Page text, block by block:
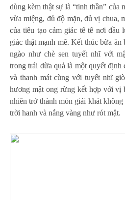
dùng kèm thật sự là “tinh thần” của
vừa miệng, đủ độ mặn, đủ vị chua,
của tiêu tạo cảm giác tê tê nơi
giác thật mạnh mẽ. Kết thúc bữa ăn
ngào như chè sen tuyết nhĩ với
trong trái dừa quả là một quyết định
và thanh mát cùng với tuyết nhĩ
hương mật ong rừng kết hợp với vị
nhiên trở thành món giải khát
trời hanh và nắng vàng như rót mật.